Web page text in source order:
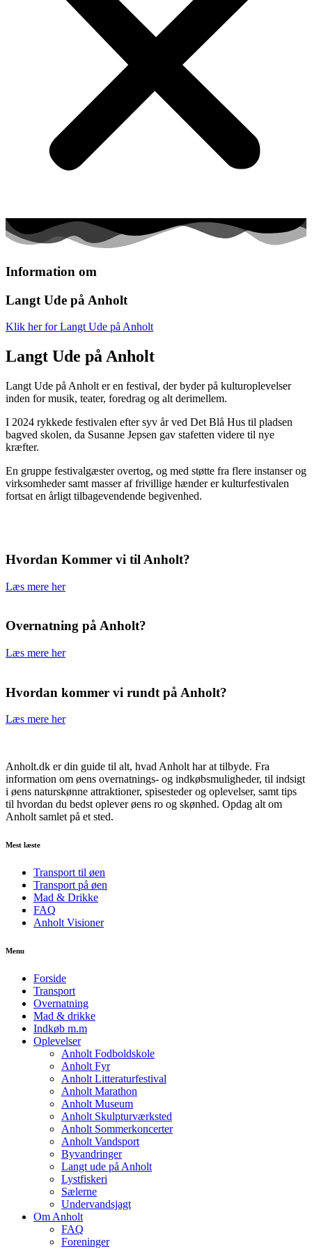
Information om
Langt Ude på Anholt
Klik her for Langt Ude på Anholt
Langt Ude på Anholt
Langt Ude på Anholt er en festival, der byder på kulturoplevelser
inden for musik, teater, foredrag og alt derimellem.
I 2024 rykkede festivalen efter syv år ved Det Blå Hus til pladsen
bagved skolen, da Susanne Jepsen gav stafetten videre til nye
kræfter.
En gruppe festivalgæster overtog, og med støtte fra flere instanser og
virksomheder samt masser af frivillige hænder er kulturfestivalen
fortsat en årligt tilbagevendende begivenhed.
Hvordan Kommer vi til Anholt?
Læs mere her
Overnatning på Anholt?
Læs mere her
Hvordan kommer vi rundt på Anholt?
Læs mere her
Anholt.dk er din guide til alt, hvad Anholt har at tilbyde. Fra
information om øens overnatnings- og indkøbsmuligheder, til indsigt
i øens naturskønne attraktioner, spisesteder og oplevelser, samt tips
til hvordan du bedst oplever øens ro og skønhed. Opdag alt om
Anholt samlet på et sted.
Mest læste
Transport til øen
Transport på øen
Mad & Drikke
FAQ
Anholt Visioner
Menu
Forside
Transport
Overnatning
Mad & drikke
Indkøb m.m
Oplevelser
Anholt Fodboldskole
Anholt Fyr
Anholt Litteraturfestival
Anholt Marathon
Anholt Museum
Anholt Skulpturværksted
Anholt Sommerkoncerter
Anholt Vandsport
Byvandringer
Langt ude på Anholt
Lystfiskeri
Sælerne
Undervandsjagt
Om Anholt
FAQ
Foreninger